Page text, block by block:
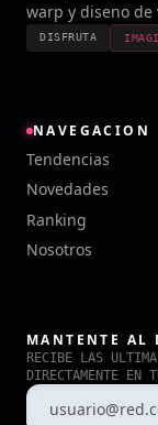
warp y diseno
DISFRUTA
NAVEGACION
Tendencias
Novedades
Ranking
Nosotros
MANTENTE AL
RECIBE LAS
DIRECTAMENTE EN